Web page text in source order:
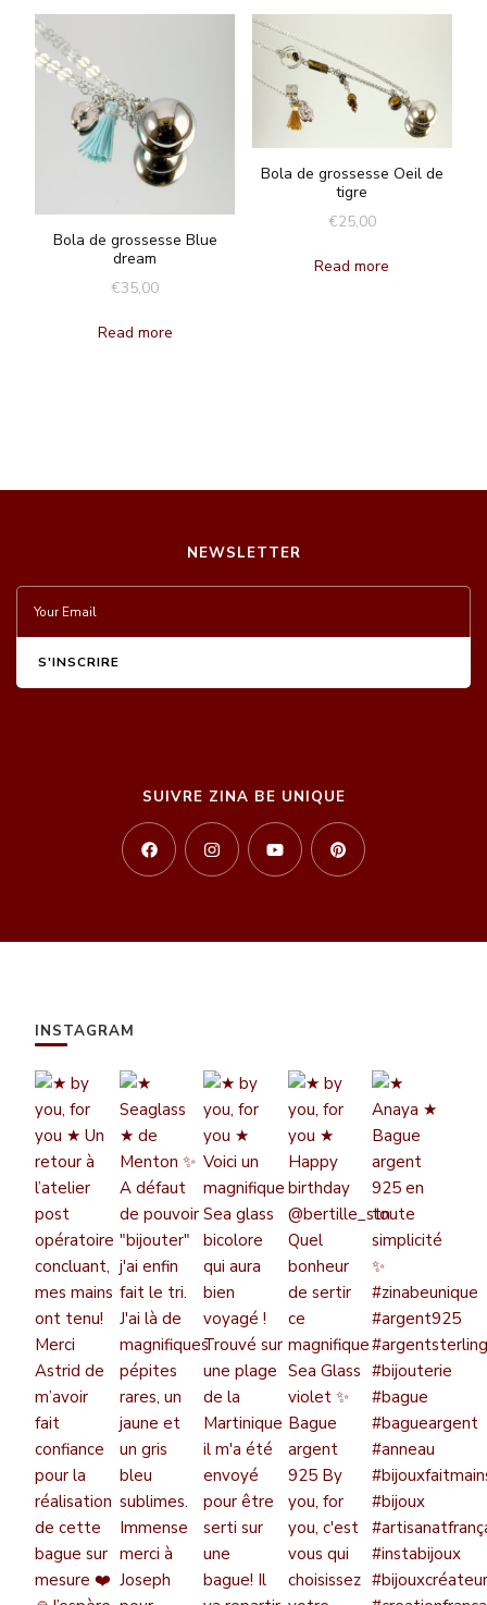
Bola de grossesse Blue
dream
€35,00
Read more
Bola de grossesse Oeil de
tigre
€25,00
Read more
NEWSLETTER
SUIVRE ZINA BE UNIQUE
INSTAGRAM